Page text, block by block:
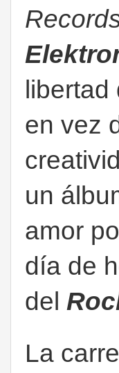
libertad
en vez
un
amor
día de
del
La